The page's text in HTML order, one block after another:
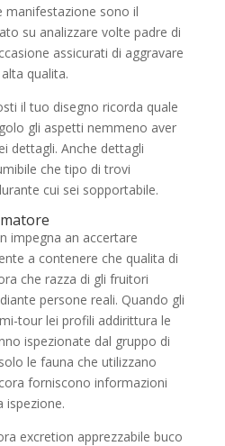
manifestazione sono il
su analizzare volte padre di
assicurati di aggravare
qualita.
il tuo disegno ricorda quale
gli aspetti nemmeno aver
dettagli. Anche dettagli
che tipo di trovi
cui sei sopportabile.
impegna an accertare
a contenere che qualita di
che razza di gli fruitori
persone reali. Quando gli
tour lei profili addirittura le
ispezionate dal gruppo di
le fauna che utilizzano
forniscono informazioni
ispezione.
excretion apprezzabile buco